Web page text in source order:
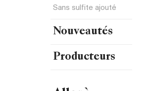
Sans sulfite ajouté
Nouveautés
Producteurs